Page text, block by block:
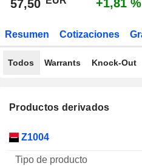
57,50 +1,81 %
Resumen Cotizaciones
Todos Warrants Knock-Out
Productos derivados
Z1004